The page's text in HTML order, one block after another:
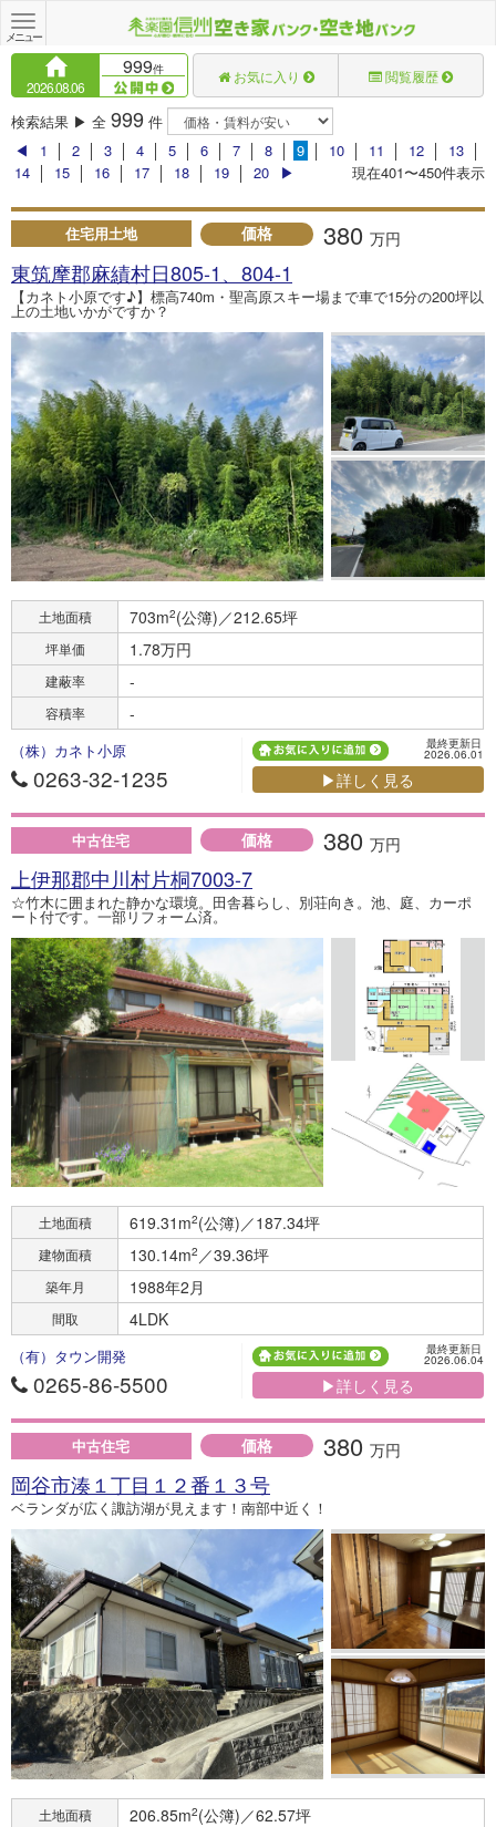
Toggle
navigation
メニュー
2026.08.06
999件 お気に入り 閲覧履歴
検索結果 ▶ 全 999 件
◀
1 │ 2 │ 3 │ 4 │ 5 │ 6 │ 7 │ 8 │ 9 │ 10 │ 11 │ 12 │ 13 │
14 │ 15 │ 16 │ 17 │ 18 │ 19 │ 20 ▶ 現在401〜450件表示
住宅用土地 価格 380 万円
東筑摩郡麻績村日805-1、804-1
【カネト小原です♪】標高740m・聖高原スキー場まで車で15分の200坪以
上の土地いかがですか？
土地面積 703m2(公簿)／212.65坪
坪単価 1.78万円
建蔽率 -
容積率 -
（株）カネト小原
0263-32-1235
最終更新日
2026.06.01
▶詳しく見る
中古住宅 価格 380 万円
上伊那郡中川村片桐7003-7
☆竹木に囲まれた静かな環境。田舎暮らし、別荘向き。池、庭、カーポ
ート付です。一部リフォーム済。
土地面積 619.31m2(公簿)／187.34坪
建物面積 130.14m2 ／39.36坪
築年月 1988年2月
間取 4LDK
（有）タウン開発
0265-86-5500
最終更新日
2026.06.04
▶詳しく見る
中古住宅 価格 380 万円
岡谷市湊１丁目１２番１３号
ベランダが広く諏訪湖が見えます！南部中近く！
土地面積 206.85m2(公簿)／62.57坪